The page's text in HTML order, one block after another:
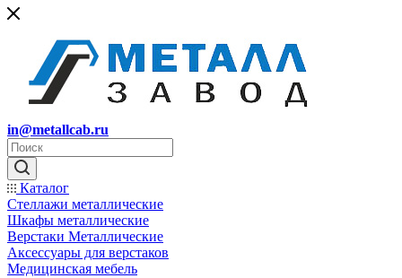
in@metallcab.ru
Каталог
Стеллажи металлические
Шкафы металлические
Верстаки Металлические
Аксессуары для верстаков
Медицинская мебель